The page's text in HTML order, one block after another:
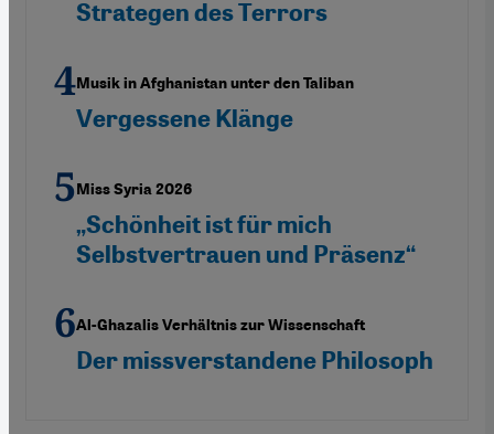
Strategen des Terrors
Musik in Afghanistan unter den Taliban
Vergessene Klänge
Miss Syria 2026
„Schönheit ist für mich
Selbstvertrauen und Präsenz“
Al-Ghazalis Verhältnis zur Wissenschaft
Der missverstandene Philosoph